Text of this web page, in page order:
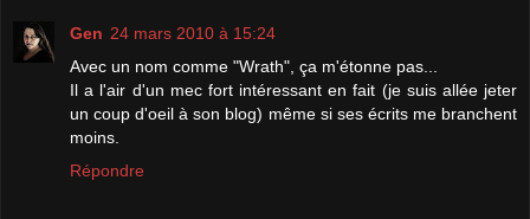
Gen 24 mars 2010 à 15:24
Avec un nom comme "Wrath", ça m'étonne pas...
Il a l'air d'un mec fort intéressant en fait (je suis allée jeter
un coup d'oeil à son blog) même si ses écrits me branchent
moins.
Répondre